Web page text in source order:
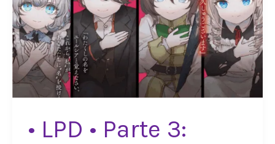
• LPD • Parte 3: